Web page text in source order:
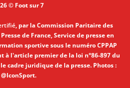
© Foot sur 7
, par la Commission Paritaire des
de France, Service de presse en
sportive sous le numéro CPPAP
à l'article premier de la loi n°86-897 du
cadre juridique de la presse. Photos :
@IconSport.